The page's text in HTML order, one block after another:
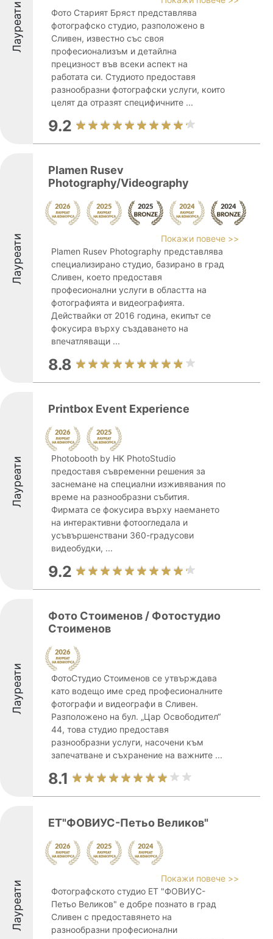
Лауреати
Фото Старият Бряст представлява
фотографско студио, разположено в
Сливен, известно със своя
професионализъм и детайлна
прецизност във всеки аспект на
работата си. Студиото предоставя
разнообразни фотографски услуги, които
целят да отразят специфичните ...
9.2
Лауреати
Plamen Rusev
Photography/Videography
Покажи повече >>
Plamen Rusev Photography представлява
специализирано студио, базирано в град
Сливен, което предоставя
професионални услуги в областта на
фотографията и видеографията.
Действайки от 2016 година, екипът се
фокусира върху създаването на
впечатляващи ...
8.8
Лауреати
Printbox Event Experience
Photobooth by HK PhotoStudio
предоставя съвременни решения за
заснемане на специални изживявания по
време на разнообразни събития.
Фирмата се фокусира върху наемането
на интерактивни фотоогледала и
усъвършенствани 360-градусови
видеобудки, ...
9.2
Лауреати
Фото Стоименов / Фотостудио
Стоименов
ФотоСтудио Стоименов се утвърждава
като водещо име сред професионалните
фотографи и видеографи в Сливен.
Разположено на бул. „Цар Освободител“
44, това студио предоставя
разнообразни услуги, насочени към
запечатване и съхранение на важните ...
8.1
Лауреати
ЕТ"ФОВИУС-Петьо Великов"
Покажи повече >>
Фотографското студио ЕТ "ФОВИУС-
Петьо Великов" е добре познато в град
Сливен с предоставянето на
разнообразни професионални